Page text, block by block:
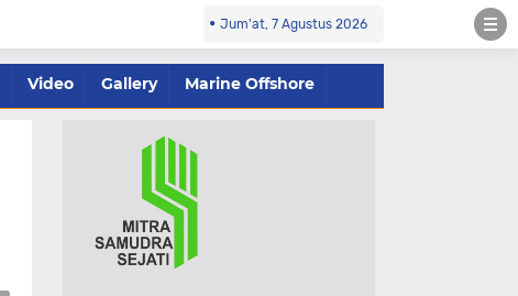
Jum'at, 7 Agustus 2026
Video Gallery Marine Offshore